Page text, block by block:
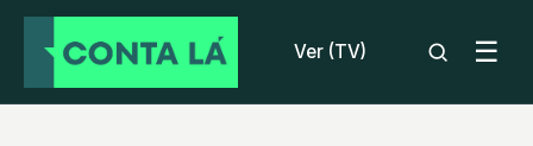
Ver (TV) ☰